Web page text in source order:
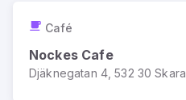
Café
Nockes Cafe
Djäknegatan 4, 532 30 Skara